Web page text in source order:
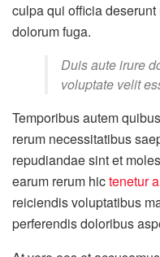
culpa qui officia
dolorum fuga.
Duis aute irure
voluptate velit
Temporibus autem
rerum necessitatibus
repudiandae sint et
earum rerum hictenetur
reiciendis voluptatibus
perferendis doloribus